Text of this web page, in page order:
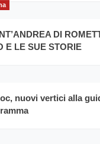
DI
E LE SUE STORIE
nuovi vertici alla